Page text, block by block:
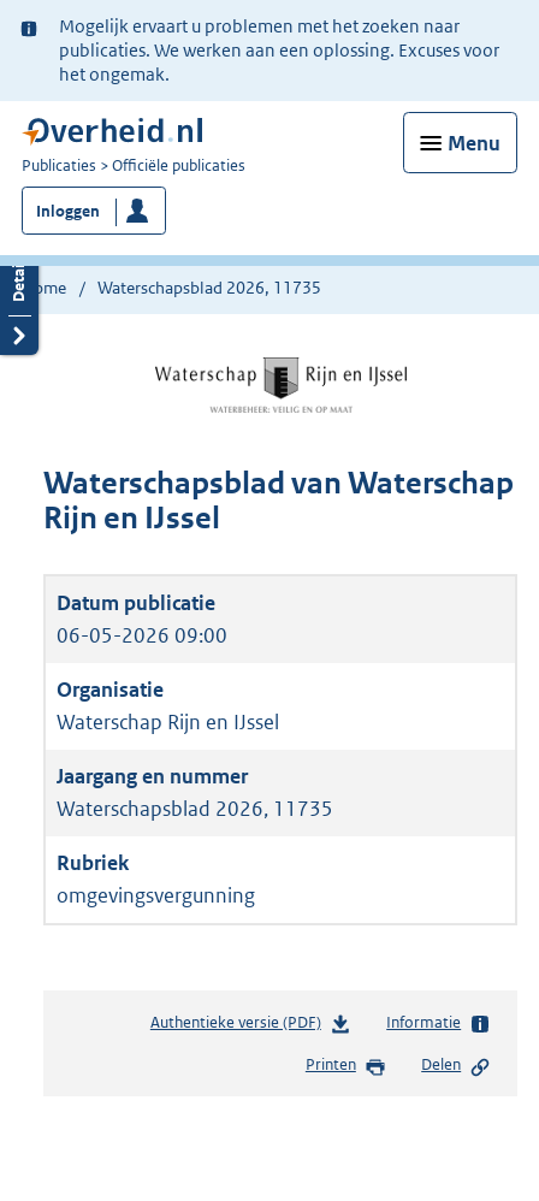
Ter
informatie:
Mogelijk ervaart u problemen met het zoeken naar
publicaties. We werken aan een oplossing. Excuses voor
het ongemak.
Menu
U
bent
nu
hier:
Publicaties Officiële publicaties
Inloggen
Home Waterschapsblad 2026, 11735
Waterschapsblad van Waterschap
Rijn en IJssel
06-05-2026 09:00
Waterschap Rijn en IJssel
Waterschapsblad 2026, 11735
omgevingsvergunning
Authentieke versie (PDF)b
s
Informatie
Printen Delen